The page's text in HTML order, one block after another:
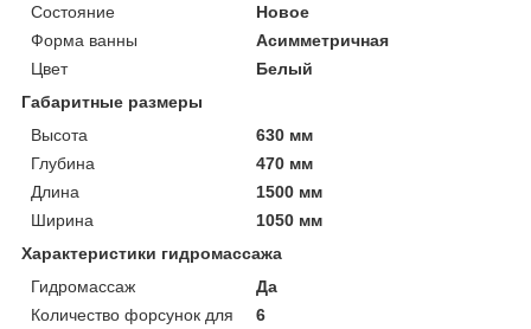
Состояние
Новое
Форма ванны
Асимметричная
Цвет
Белый
Габаритные размеры
Высота
630 мм
Глубина
470 мм
Длина
1500 мм
Ширина
1050 мм
Характеристики гидромассажа
Гидромассаж
Да
Количество форсунок для
6